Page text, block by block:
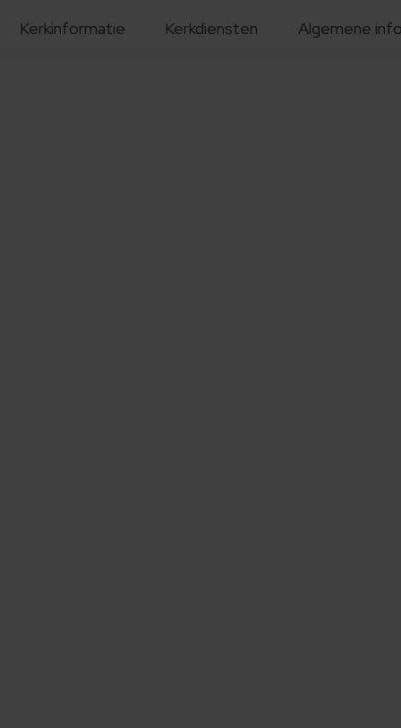
Kerkinformatie Kerkdiensten Algemene